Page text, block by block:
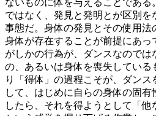
ではなく、発見と発明とが区別
事態だ。身体の発見とその使用法
身体が存在することが前提にあっ
がしかの行為が、ダンスなのでは
の、あるいは身体を喪失している
り「得体」の過程こそが、ダン
して、はじめに自らの身体の固有
したら、それを得ようとして「他